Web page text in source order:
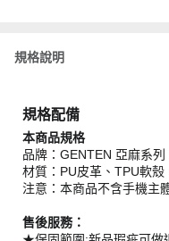
規格說明
規格配備
本商品規格
品牌：GENTEN 亞麻系
材質：PU皮革、TPU軟殼
注意：本商品不含手機主
售後服務：